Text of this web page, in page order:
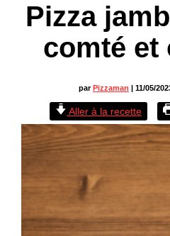
Pizza
comté et
parPizzaman | 11/05/
Aller à la recette